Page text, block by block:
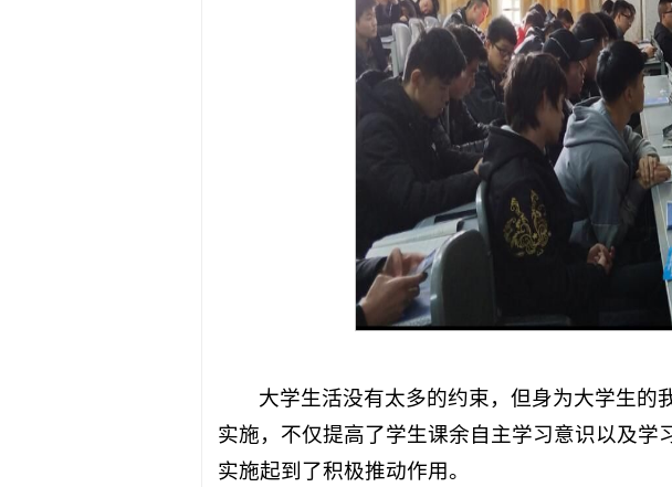
大学生活没有太多的约束，但身为大学生的
实施，不仅提高了学生课余自主学习意识以及
实施起到了积极推动作用。